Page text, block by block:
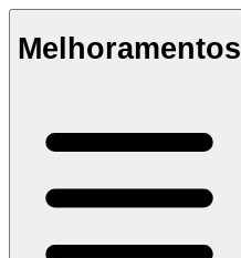
Melhoramentos